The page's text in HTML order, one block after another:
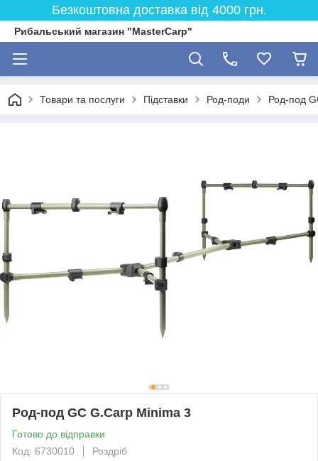
Безкоштовна доставка від 4000 грн.
Рибальський магазин "MasterCarp"
Товари та послуги Підставки Род-поди Род-под
Род-под GC G.Carp Minima 3
Готово до відправки
Код: 6730010
Роздріб